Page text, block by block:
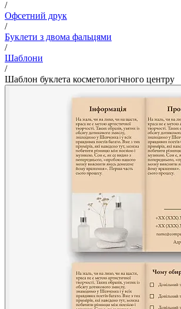
/
Офсетний друк
/
Буклети з двома фальцями
/
Шаблони
/
Шаблон буклета косметологічного центру